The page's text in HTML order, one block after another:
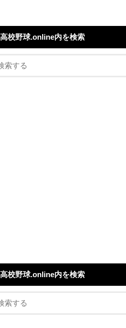
高校野球.online内を検索
高校野球.online内を検索